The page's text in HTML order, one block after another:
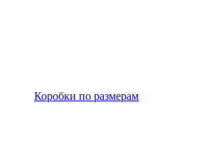
Коробки по размерам